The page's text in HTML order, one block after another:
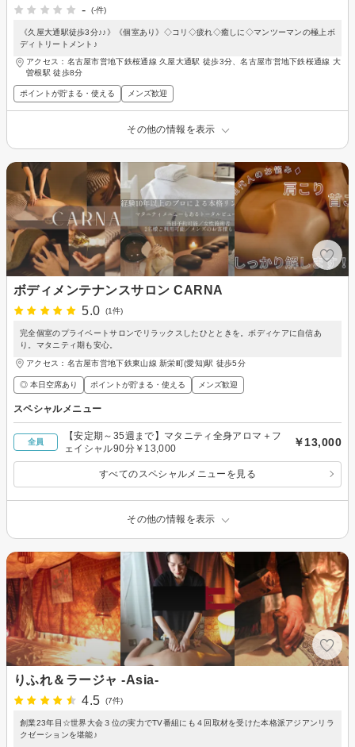
-
(-件)
《久屋大通駅徒歩3分♪♪》《個室あり》◇コリ◇疲れ◇癒しに◇マンツーマンの極上ボ
ディトリートメント♪
アクセス：名古屋市営地下鉄桜通線 久屋大通駅 徒歩3分、名古屋市営地下鉄桜通線 大
曽根駅 徒歩8分
ポイントが貯まる・使える メンズ歓迎
その他の情報を表示
ボディメンテナンスサロン CARNA
5.0
(1件)
完全個室のプライベートサロンでリラックスしたひとときを。ボディケアに自信あ
り。マタニティ期も安心。
アクセス：名古屋市営地下鉄東山線 新栄町(愛知)駅 徒歩5分
◎ 本日空席あり ポイントが貯まる・使える メンズ歓迎
スペシャルメニュー
全員
【安定期～35週まで】マタニティ全身アロマ＋フ
ェイシャル90分￥13,000
￥13,000
すべてのスペシャルメニューを見る
その他の情報を表示
りふれ＆ラージャ -Asia-
4.5
(7件)
創業23年目☆世界大会３位の実力でTV番組にも４回取材を受けた本格派アジアンリラ
クゼーションを堪能♪